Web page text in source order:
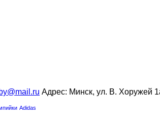
Адрес: Минск, ул. В. Хоружей
Adidas